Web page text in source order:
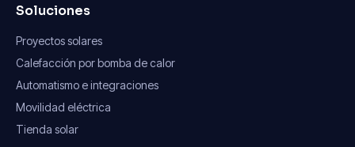
Soluciones
Proyectos solares
Calefacción por bomba de calor
Automatismo e integraciones
Movilidad eléctrica
Tienda solar